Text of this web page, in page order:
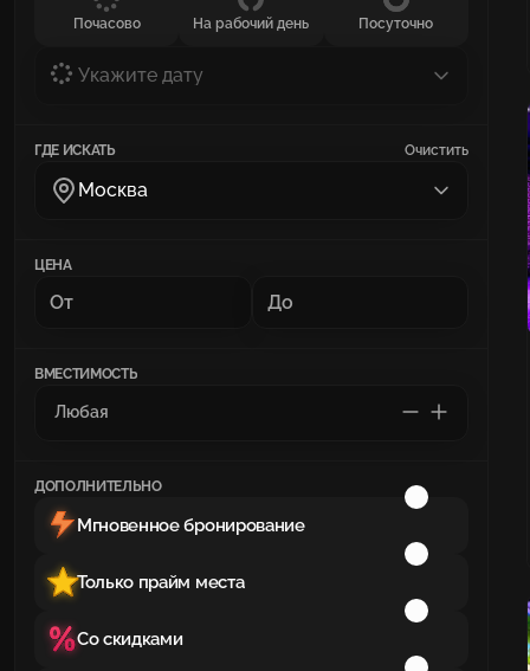
Почасово На рабочий день Посуточно
Укажите дату
ГДЕ ИСКАТЬ Очистить
Москва
ЦЕНА
ВМЕСТИМОСТЬ
ДОПОЛНИТЕЛЬНО
Мгновенное бронирование
Только прайм места
Со скидками